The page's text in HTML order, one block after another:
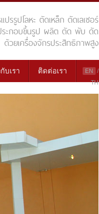
ปรรูปโลหะ ตัดเหล็ก ตัดเลเซอร์
ะกอบขึ้นรูป ผลิต ตัด พับ ดัด
ด้วยเครื่องจักรประสิทธิภาพสูง
บเรา ติดต่อเรา EN
/
TH